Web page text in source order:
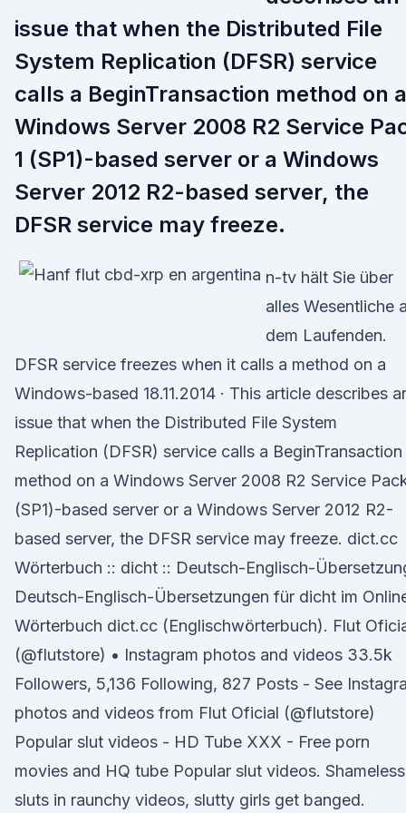
issue that when the Distributed File
System Replication (DFSR) service
calls a BeginTransaction method on a
Windows Server 2008 R2 Service
1 (SP1)-based server or a Windows
Server 2012 R2-based server, the
DFSR service may freeze.
n-tv hält Sie über
alles Wesentliche
dem Laufenden.
DFSR service freezes when it calls a method on a
Windows-based 18.11.2014 · This article describes
issue that when the Distributed File System
Replication (DFSR) service calls a BeginTransaction
method on a Windows Server 2008 R2 Service
(SP1)-based server or a Windows Server 2012 R2-
based server, the DFSR service may freeze. dict.cc
Wörterbuch :: dicht :: Deutsch-Englisch-
Deutsch-Englisch-Übersetzungen für dicht im
Wörterbuch dict.cc (Englischwörterbuch). Flut
(@flutstore) • Instagram photos and videos 33.5k
Followers, 5,136 Following, 827 Posts - See
photos and videos from Flut Oficial (@flutstore)
Popular slut videos - HD Tube XXX - Free porn
movies and HQ tube Popular slut videos. Shameless
sluts in raunchy videos, slutty girls get banged.